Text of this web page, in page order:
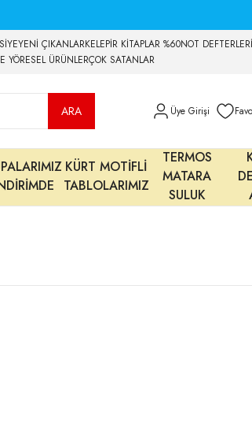
YENİ ÇIKANLARKELEPİR KİTAPLAR %60NOT DEFTERLERİ
YÖRESEL ÜRÜNLERÇOK SATANLAR
ARA Üye Girişi
KÜRT MOTİFLİ
TABLOLARIMIZ
TERMOS
MATARA
SULUK